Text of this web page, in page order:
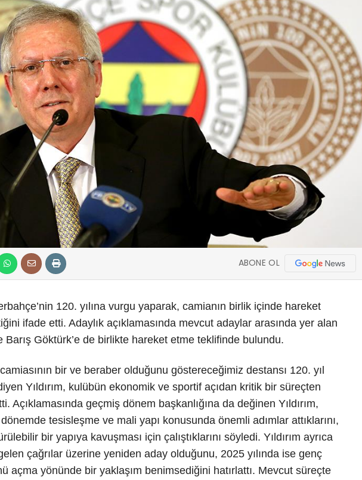
ABONE OL
120. yılına vurgu yaparak, camianın birlik içinde hareket
ifade etti. Adaylık açıklamasında mevcut adaylar arasında yer alan
Barış Göktürk’e de birlikte hareket etme teklifinde bulundu.
bir ve beraber olduğunu göstereceğimiz destansı 120. yıl
Yıldırım, kulübün ekonomik ve sportif açıdan kritik bir süreçten
Açıklamasında geçmiş dönem başkanlığına da değinen Yıldırım,
dönemde tesisleşme ve mali yapı konusunda önemli adımlar attıklarını,
bir yapıya kavuşması için çalıştıklarını söyledi. Yıldırım ayrıca
çağrılar üzerine yeniden aday olduğunu, 2025 yılında ise genç
açma yönünde bir yaklaşım benimsediğini hatırlattı. Mevcut süreçte